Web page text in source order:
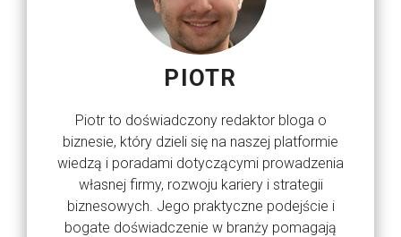
PIOTR
Piotr to doświadczony redaktor bloga o
biznesie, który dzieli się na naszej platformie
wiedzą i poradami dotyczącymi prowadzenia
własnej firmy, rozwoju kariery i strategii
biznesowych. Jego praktyczne podejście i
bogate doświadczenie w branży pomagają